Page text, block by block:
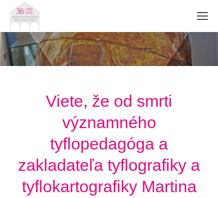
Viete, že od smrti
významného
tyflopedagóga a
zakladateľa tyflografiky a
tyflokartografiky Martina